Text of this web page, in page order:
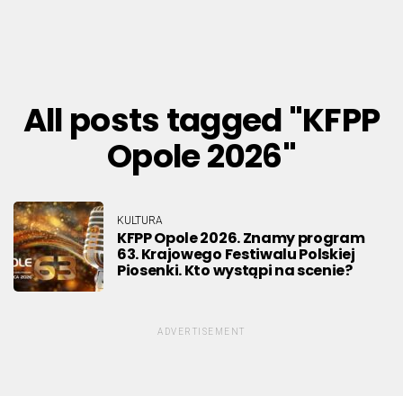
All posts tagged "KFPP
Opole 2026"
KULTURA
KFPP Opole 2026. Znamy program
63. Krajowego Festiwalu Polskiej
Piosenki. Kto wystąpi na scenie?
ADVERTISEMENT